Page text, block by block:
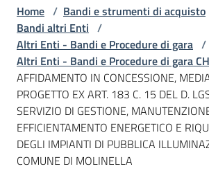
telematici
L'Agenzia
Bandi
e
strumenti
Home / Bandi e strumenti di acquisto
Bandi altri Enti /
Altri Enti - Bandi e Procedure di gara /
Altri Enti - Bandi e Procedure di gara
AFFIDAMENTO IN CONCESSIONE,
PROGETTO EX ART. 183 C. 15 DEL D.
SERVIZIO DI GESTIONE,
EFFICIENTAMENTO ENERGETICO E
DEGLI IMPIANTI DI PUBBLICA
COMUNE DI MOLINELLA